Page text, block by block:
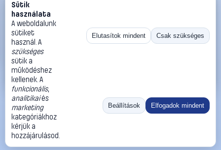
#813748
Csiszolópapír készlet 828303-hoz K80 Fein 6 37 17 217 01
6
Fein Csiszoló, polírozó tartozékok és feltétek kisgépekhez
4 390 Ft
Kosárba
«
Ugrás:
Méret:
Rendezés:
©2026
ThermoScope
ÁSZF
Cégbemutató
Sütik
használata
A weboldalunk
sütiket
használ. A
szükséges
sütik a
működéshez
kellenek. A
funkcionális,
analitikaiés
marketing
kategóriákhoz
kérjük a
hozzájárulásod.
Elutasítok mindent Csak szükséges
Beállítások Elfogadok mindent